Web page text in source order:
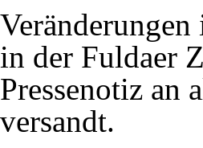
in der Fuldaer
Pressenotiz an
versandt.